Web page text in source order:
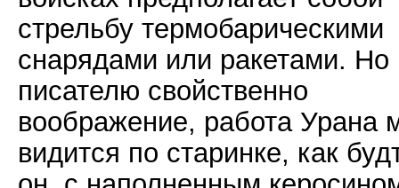
стрельбу термобарическими
снарядами или ракетами. Но
писателю свойственно
воображение, работа Урана
видится по старинке, как